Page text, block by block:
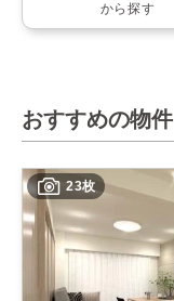
から探す
おすすめの物件
23枚